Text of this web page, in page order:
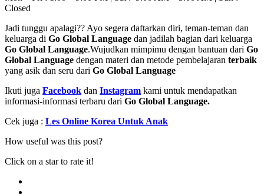
Closed
Jadi tunggu apalagi?? Ayo segera daftarkan diri, teman-teman dan
keluarga di Go Global Language dan jadilah bagian dari keluarga
Go Global Language.Wujudkan mimpimu dengan bantuan dari Go
Global Language dengan materi dan metode pembelajaran terbaik
yang asik dan seru dari Go Global Language
Ikuti juga Facebook dan Instagram kami untuk mendapatkan
informasi-informasi terbaru dari Go Global Language.
Cek juga : Les Online Korea Untuk Anak
How useful was this post?
Click on a star to rate it!